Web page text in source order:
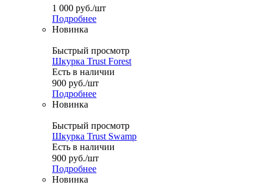
1 000 руб./шт
Подробнее
Новинка
Быстрый просмотр
Шкурка Trust Forest
Есть в наличии
900 руб./шт
Подробнее
Новинка
Быстрый просмотр
Шкурка Trust Swamp
Есть в наличии
900 руб./шт
Подробнее
Новинка